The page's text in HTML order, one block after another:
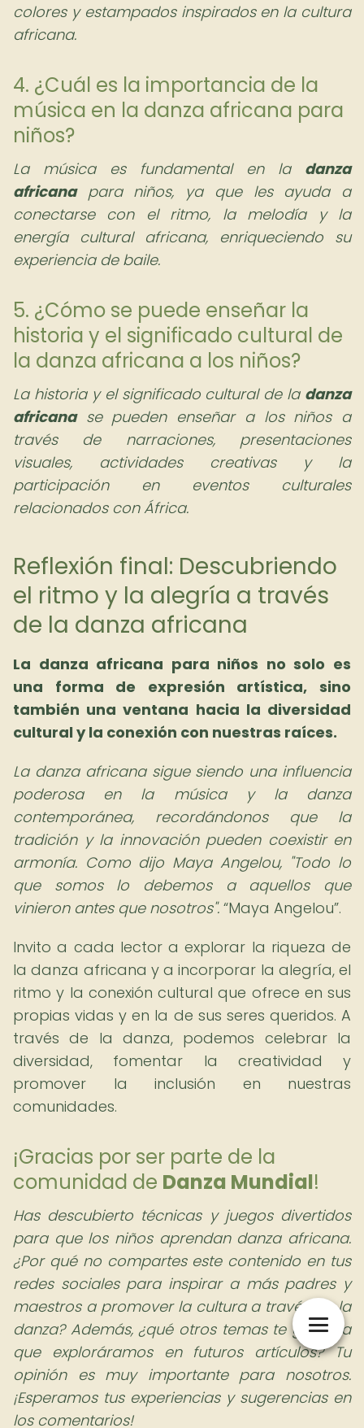
colores y estampados inspirados en la cultura
africana.
4. ¿Cuál es la importancia de la
música en la danza africana para
niños?
La música es fundamental en la danza
africanapara niños, ya que les ayuda a
conectarse con el ritmo, la melodía y la
energía cultural africana, enriqueciendo su
experiencia de baile.
5. ¿Cómo se puede enseñar la
historia y el significado cultural de
la danza africana a los niños?
La historia y el significado cultural de la danza
africanase pueden enseñar a los niños a
través de narraciones, presentaciones
visuales, actividades creativas y la
participación en eventos culturales
relacionados con África.
Reflexión final: Descubriendo
el ritmo y la alegría a través
de la danza africana
La danza africana para niños no solo es
una forma de expresión artística, sino
también una ventana hacia la diversidad
cultural y la conexión con nuestras raíces.
La danza africana sigue siendo una influencia
poderosa en la música y la danza
contemporánea, recordándonos que la
tradición y la innovación pueden coexistir en
armonía. Como dijo Maya Angelou, "Todo lo
que somos lo debemos a aquellos que
vinieron antes que nosotros". Maya Angelou .
Invito a cada lector a explorar la riqueza de
la danza africana y a incorporar la alegría, el
ritmo y la conexión cultural que ofrece en sus
propias vidas y en la de sus seres queridos. A
través de la danza, podemos celebrar la
diversidad, fomentar la creatividad y
promover la inclusión en nuestras
comunidades.
¡Gracias por ser parte de la
comunidad de Danza Mundial!
Has descubierto técnicas y juegos divertidos
para que los niños aprendan danza africana.
¿Por qué no compartes este contenido en tus
redes sociales para inspirar a más padres y
maestros a promover la cultura a través de la
danza? Además, ¿qué otros temas te gustaría
que exploráramos en futuros artículos? Tu
opinión es muy importante para nosotros.
¡Esperamos tus experiencias y sugerencias en
los comentarios!